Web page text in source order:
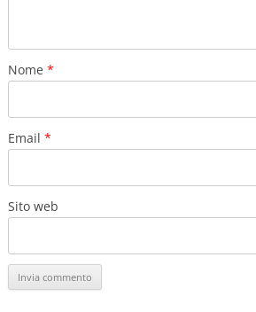
Nome *
Email *
Sito web